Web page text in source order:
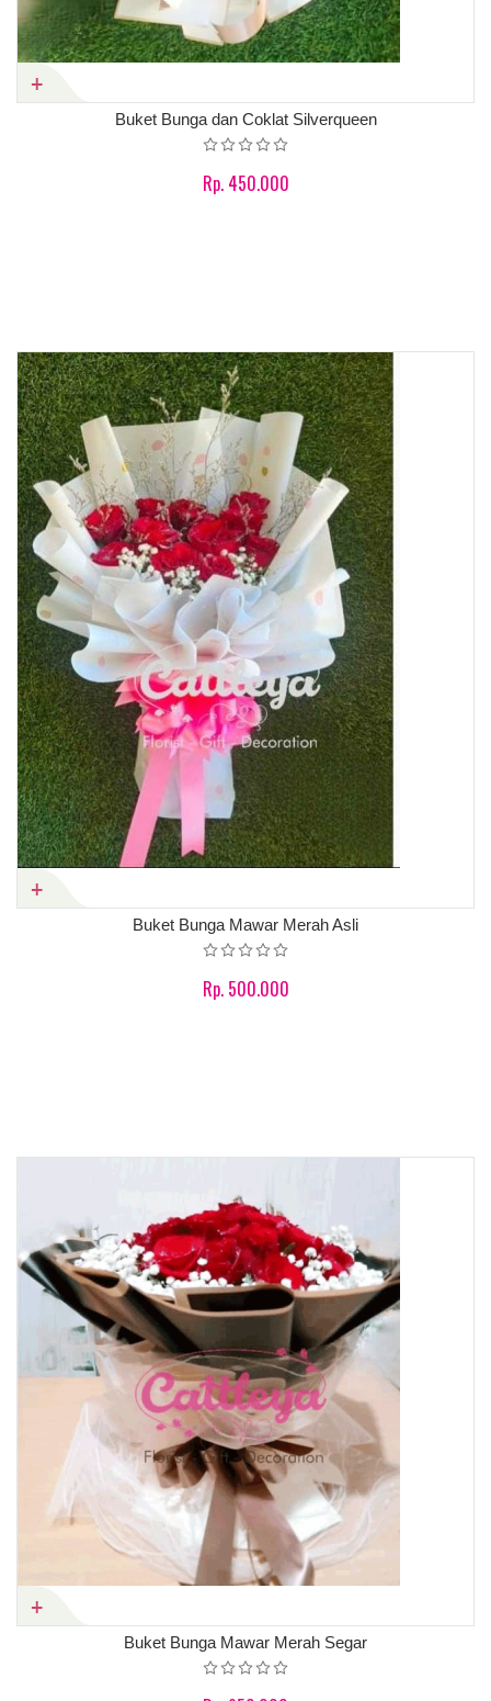
Buket Bunga dan Coklat Silverqueen
Rp. 450.000
Buket Bunga Mawar Merah Asli
Rp. 500.000
Buket Bunga Mawar Merah Segar